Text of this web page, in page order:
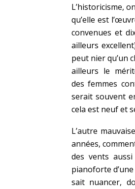
L’historicisme,
qu’elle est
convenues et
ailleurs
peut nier qu’un
ailleurs le
des femmes
serait souvent
cela est neuf et
L’autre
années,
des vents
pianoforte
sait nuancer,